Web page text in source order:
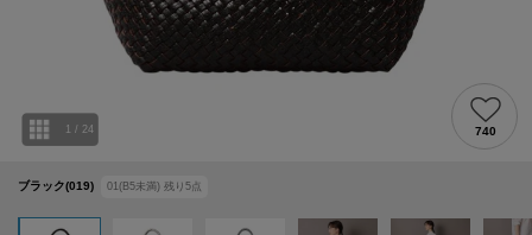
ブラック(019) 01(B5未満) 残り 5点
/ 24 740